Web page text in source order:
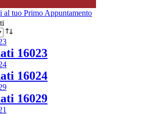
tuo Primo Appuntamento
in
base
al
più
recente
16023
16024
16029